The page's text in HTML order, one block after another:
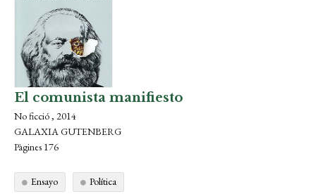
El comunista manifiesto
No ficció , 2014
GALAXIA GUTENBERG
Pàgines 176
Ensayo Política